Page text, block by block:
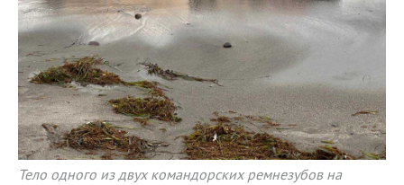
Тело одного из двух командорских ремнезубов на